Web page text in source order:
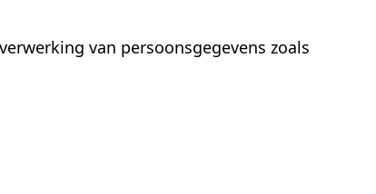
van persoonsgegevens zoals